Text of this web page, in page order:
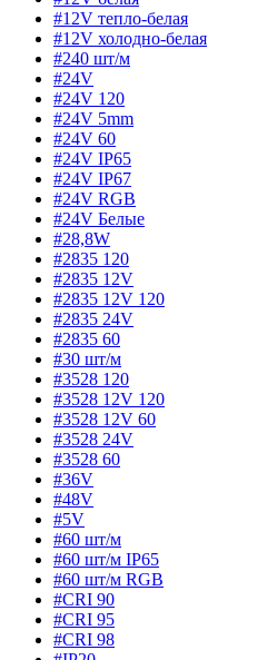
#12V тепло-белая
#12V холодно-белая
#240 шт/м
#24V
#24V 120
#24V 5mm
#24V 60
#24V IP65
#24V IP67
#24V RGB
#24V Белые
#28,8W
#2835 120
#2835 12V
#2835 12V 120
#2835 24V
#2835 60
#30 шт/м
#3528 120
#3528 12V 120
#3528 12V 60
#3528 24V
#3528 60
#36V
#48V
#5V
#60 шт/м
#60 шт/м IP65
#60 шт/м RGB
#CRI 90
#CRI 95
#CRI 98